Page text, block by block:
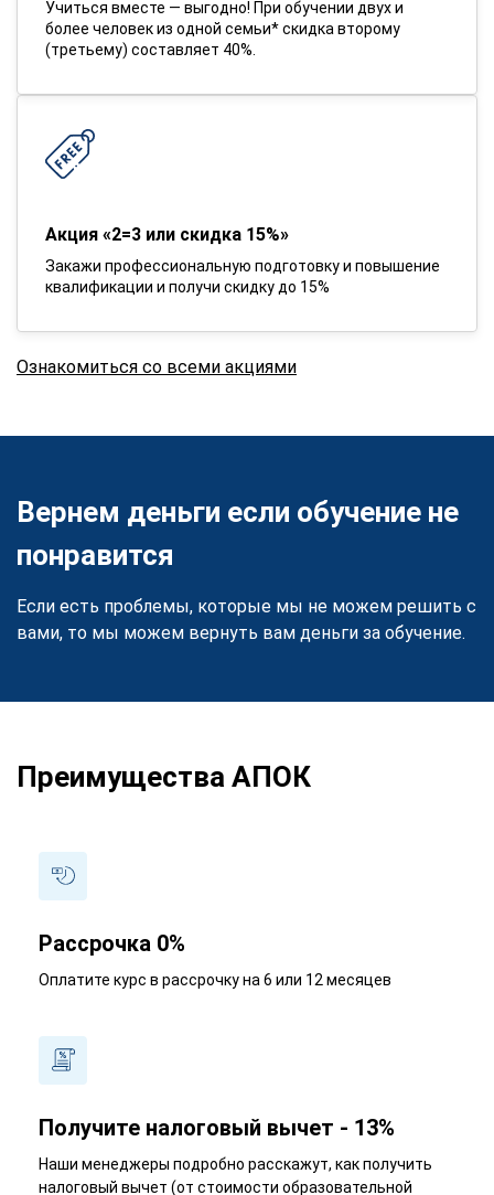
Учиться вместе — выгодно! При обучении двух и
более человек из одной семьи* скидка второму
(третьему) составляет 40%.
Акция «2=3 или скидка 15%»
Закажи профессиональную подготовку и повышение
квалификации и получи скидку до 15%
Ознакомиться со всеми акциями
Вернем деньги если обучение не
понравится
Если есть проблемы, которые мы не можем решить с
вами, то мы можем вернуть вам деньги за обучение.
Преимущества АПОК
Рассрочка 0%
Оплатите курс в рассрочку на 6 или 12 месяцев
Получите налоговый вычет - 13%
Наши менеджеры подробно расскажут, как получить
налоговый вычет (от стоимости образовательной